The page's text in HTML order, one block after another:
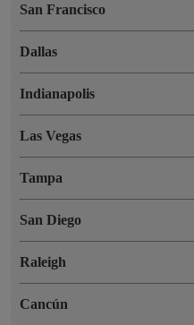
San Francisco
Dallas
Indianapolis
Las Vegas
Tampa
San Diego
Raleigh
Cancún